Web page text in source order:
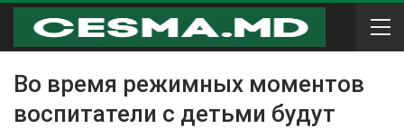
Во время режимных моментов
воспитатели с детьми будут